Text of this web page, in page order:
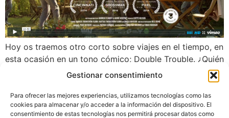
Gestionar consentimiento
Para ofrecer las mejores experiencias, utilizamos tecnologías como las
cookies para almacenar y/o acceder a la información del dispositivo. El
consentimiento de estas tecnologías nos permitirá procesar datos como
Hoy os traemos otro corto sobre viajes en el tiempo, en
esta ocasión en un tono cómico; Double Trouble. ¿Quién
no ha soñado alguna vez con viajar atrás en el tiempo
en busca de una segunda oportunidad? Double Trouble
– A Short Time Travel Comedy from Andreas Climent on
Vimeo. Si pudieras viajar atrás en […]